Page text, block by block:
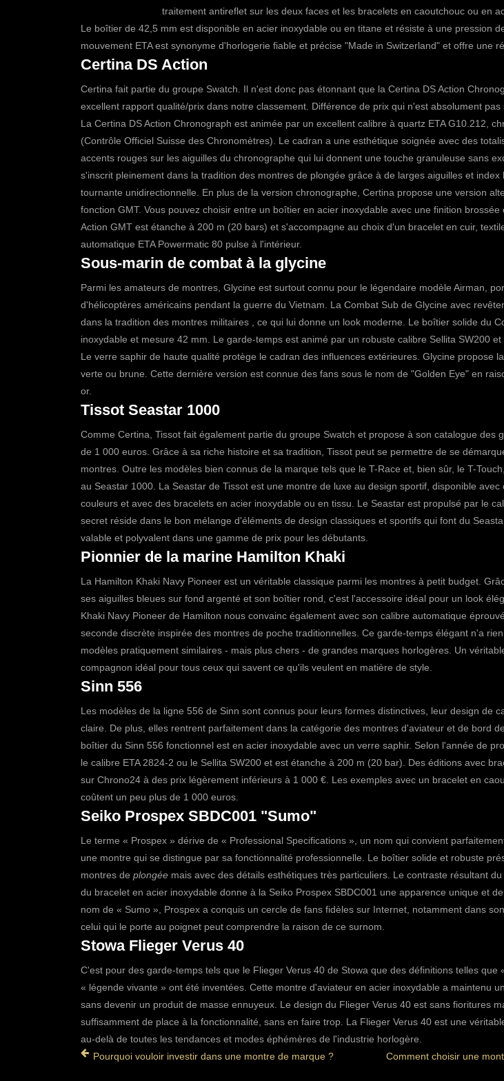
traitement antireflet sur les deux faces et les bracelets en caoutchouc ou en
Le boîtier de 42,5 mm est disponible en acier inoxydable ou en titane et résiste à une pression
mouvement ETA est synonyme d'horlogerie fiable et précise "Made in Switzerland" et offre une
Certina DS Action
Certina fait partie du groupe Swatch. Il n'est donc pas étonnant que la Certina DS Action
excellent rapport qualité/prix dans notre classement. Différence de prix qui n'est absolument pas
La Certina DS Action Chronograph est animée par un excellent calibre à quartz ETA G10.212,
(Contrôle Officiel Suisse des Chronomètres). Le cadran a une esthétique soignée avec des
accents rouges sur les aiguilles du chronographe qui lui donnent une touche granuleuse sans
s'inscrit pleinement dans la tradition des montres de plongée grâce à de larges aiguilles et index
tournante unidirectionnelle.
En plus de la version chronographe, Certina propose une version
fonction GMT. Vous pouvez choisir entre un boîtier en acier inoxydable avec une finition
Action GMT est étanche à 200 m (20 bars) et s'accompagne au choix d'un bracelet en cuir,
automatique ETA Powermatic 80 pulse à l'intérieur.
Sous-marin de combat à la glycine
Parmi les amateurs de montres, Glycine est surtout connu pour le légendaire modèle Airman,
d'hélicoptères américains pendant la guerre du Vietnam. La Combat Sub de Glycine avec
dans la tradition des montres militaires , ce qui lui donne un look moderne.
Le boîtier solide du
inoxydable et mesure 42 mm. Le garde-temps est animé par un robuste calibre Sellita SW200
Le verre saphir de haute qualité protège le cadran des influences extérieures. Glycine propose
verte ou brune. Cette dernière version est connue des fans sous le nom de "Golden Eye" en
or.
Tissot Seastar 1000
Comme Certina, Tissot fait également partie du groupe Swatch et propose à son catalogue des
de 1 000 euros. Grâce à sa riche histoire et sa tradition, Tissot peut se permettre de se
montres. Outre les modèles bien connus de la marque tels que le T-Race et, bien sûr, le T-
au Seastar 1000. La Seastar de Tissot est une montre de luxe au design sportif, disponible
couleurs et avec des bracelets en acier inoxydable ou en tissu. Le Seastar est propulsé par le
secret réside dans le bon mélange d'éléments de design classiques et sportifs qui font du
valable et polyvalent dans une gamme de prix pour les débutants.
Pionnier de la marine Hamilton Khaki
La Hamilton Khaki Navy Pioneer est un véritable classique parmi les montres à petit budget.
ses aiguilles bleues sur fond argenté et son boîtier rond, c'est l'accessoire idéal pour un look
Khaki Navy Pioneer de Hamilton nous convainc également avec son calibre automatique
seconde discrète inspirée des montres de poche traditionnelles. Ce garde-temps élégant n'a
modèles pratiquement similaires - mais plus chers - de grandes marques horlogères. Un
compagnon idéal pour tous ceux qui savent ce qu'ils veulent en matière de style.
Sinn 556
Les modèles de la ligne 556 de Sinn sont connus pour leurs formes distinctives, leur design de
claire. De plus, elles rentrent parfaitement dans la catégorie des montres d'aviateur et de bord
boîtier du Sinn 556 fonctionnel est en acier inoxydable avec un verre saphir. Selon l'année de
le calibre ETA 2824-2 ou le Sellita SW200 et est étanche à 200 m (20 bar). Des éditions avec
sur Chrono24 à des prix légèrement inférieurs à 1 000 €. Les exemples avec un bracelet en
coûtent un peu plus de 1 000 euros.
Seiko Prospex SBDC001 "Sumo"
Le terme « Prospex » dérive de « Professional Specifications », un nom qui convient
une montre qui se distingue par sa fonctionnalité professionnelle. Le boîtier solide et robuste
montres de plongée mais avec des détails esthétiques très particuliers. Le contraste résultant
du bracelet en acier inoxydable donne à la Seiko Prospex SBDC001 une apparence unique et de
nom de « Sumo », Prospex a conquis un cercle de fans fidèles sur Internet, notamment dans
celui qui le porte au poignet peut comprendre la raison de ce surnom.
Stowa Flieger Verus 40
C'est pour des garde-temps tels que le Flieger Verus 40 de Stowa que des définitions telles que
« légende vivante » ont été inventées. Cette montre d'aviateur en acier inoxydable a maintenu
sans devenir un produit de masse ennuyeux. Le design du Flieger Verus 40 est sans fioritures
suffisamment de place à la fonctionnalité, sans en faire trop. La Flieger Verus 40 est une
au-delà de toutes les tendances et modes éphémères de l'industrie horlogère.
Pourquoi vouloir investir dans une montre de marque ?
Comment choisir une